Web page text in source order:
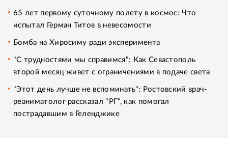
65 лет первому суточному полету в космос: Что
испытал Герман Титов в невесомости
Бомба на Хиросиму ради эксперимента
"С трудностями мы справимся": Как Севастополь
второй месяц живет с ограничениями в подаче света
"Этот день лучше не вспоминать": Ростовский врач-
реаниматолог рассказал "РГ", как помогал
пострадавшим в Геленджике